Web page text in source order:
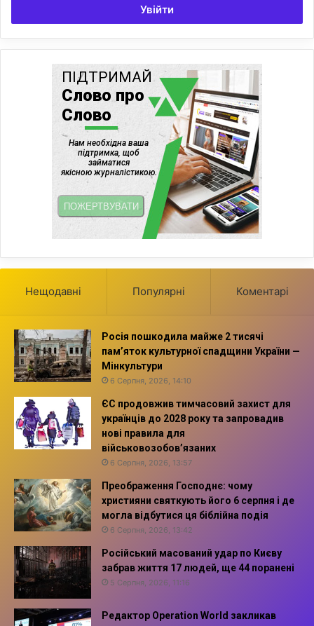
Увійти
Нещодавні Популярні Коментарі
Росія пошкодила майже 2 тисячі
пам’яток культурної спадщини України —
Мінкультури
6 Серпня, 2026, 14:10
ЄС продовжив тимчасовий захист для
українців до 2028 року та запровадив
нові правила для
військовозобов’язаних
6 Серпня, 2026, 13:57
Преображення Господнє: чому
християни святкують його 6 серпня і де
могла відбутися ця біблійна подія
6 Серпня, 2026, 13:42
Російський масований удар по Києву
забрав життя 17 людей, ще 44 поранені
5 Серпня, 2026, 11:16
Редактор Operation World закликав